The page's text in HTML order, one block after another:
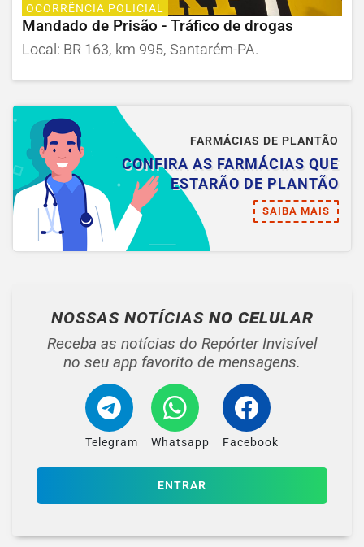
OCORRÊNCIA POLICIAL
Mandado de Prisão - Tráfico de drogas
Local: BR 163, km 995, Santarém-PA.
FARMÁCIAS DE PLANTÃO
CONFIRA AS FARMÁCIAS QUE
ESTARÃO DE PLANTÃO
SAIBA MAIS
NOSSAS NOTÍCIAS NO CELULAR
Receba as notícias do Repórter Invisível
no seu app favorito de mensagens.
Telegram Whatsapp Facebook
ENTRAR